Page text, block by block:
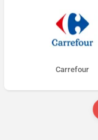
Carrefour